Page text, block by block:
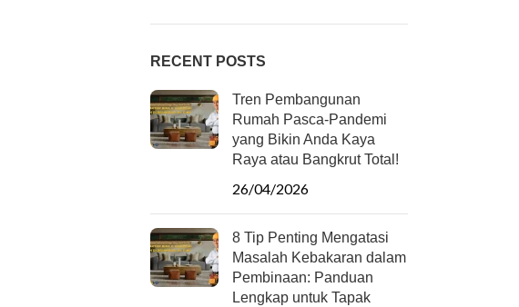
RECENT POSTS
Tren Pembangunan
Rumah Pasca-Pandemi
yang Bikin Anda Kaya
Raya atau Bangkrut Total!
26/04/2026
8 Tip Penting Mengatasi
Masalah Kebakaran dalam
Pembinaan: Panduan
Lengkap untuk Tapak